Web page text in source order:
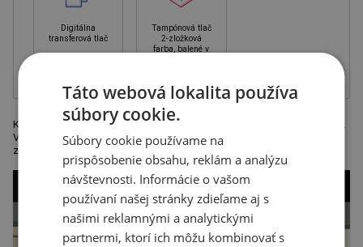
Digitálna
transferová tlač
Tampónová tlač
2-zložková
farba, balené v
Klasická futbalová lopta v štandardnej veľkosti, vhodná na každý turnaj.
Vaša reklama bude v zornom poli každého diváka počas celého
zápasu.
Táto webová lokalita používa
súbory cookie.
Súbory cookie používame na
prispôsobenie obsahu, reklám a analýzu
návštevnosti. Informácie o vašom
používaní našej stránky zdieľame aj s
našimi reklamnými a analytickými
partnermi, ktorí ich môžu kombinovať s